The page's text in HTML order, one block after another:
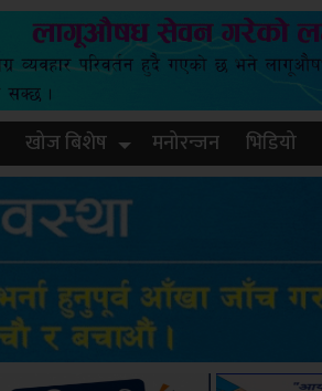
खोज बिशेष मनोरन्जन भिडियो